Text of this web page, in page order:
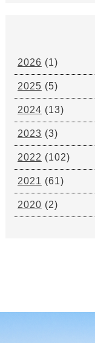
2026 (1)
2025 (5)
2024 (13)
2023 (3)
2022 (102)
2021 (61)
2020 (2)